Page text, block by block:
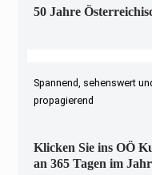
50 Jahre
Spannend, sehenswert
propagierend
Klicken Sie ins OÖ
an 365 Tagen im Jahr